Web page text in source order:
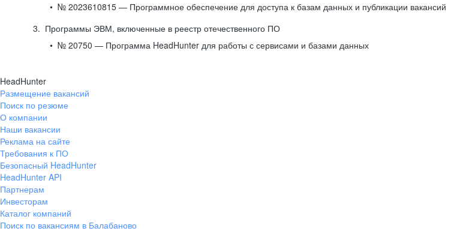
№ 2023610815 — Программное обеспечение для доступа к базам данных и публикации вакансий
Программы ЭВМ, включенные в реестр отечественного ПО
№ 20750 — Программа HeadHunter для работы с сервисами и базами данных
HeadHunter
Размещение вакансий
Поиск по резюме
О компании
Наши вакансии
Реклама на сайте
Требования к ПО
Безопасный HeadHunter
HeadHunter API
Партнерам
Инвесторам
Каталог компаний
Поиск по вакансиям в Балабаново